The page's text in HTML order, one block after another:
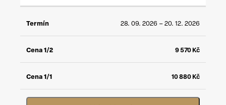
28. 09. 2026 – 20. 12. 2026
9 570 Kč
10 880 Kč